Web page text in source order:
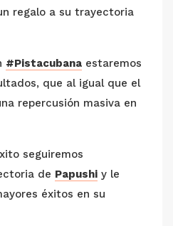
regalo a su trayectoria
#Pistacubana estaremos
que al igual que el
repercusión masiva en
seguiremos
de Papushi y le
éxitos en su